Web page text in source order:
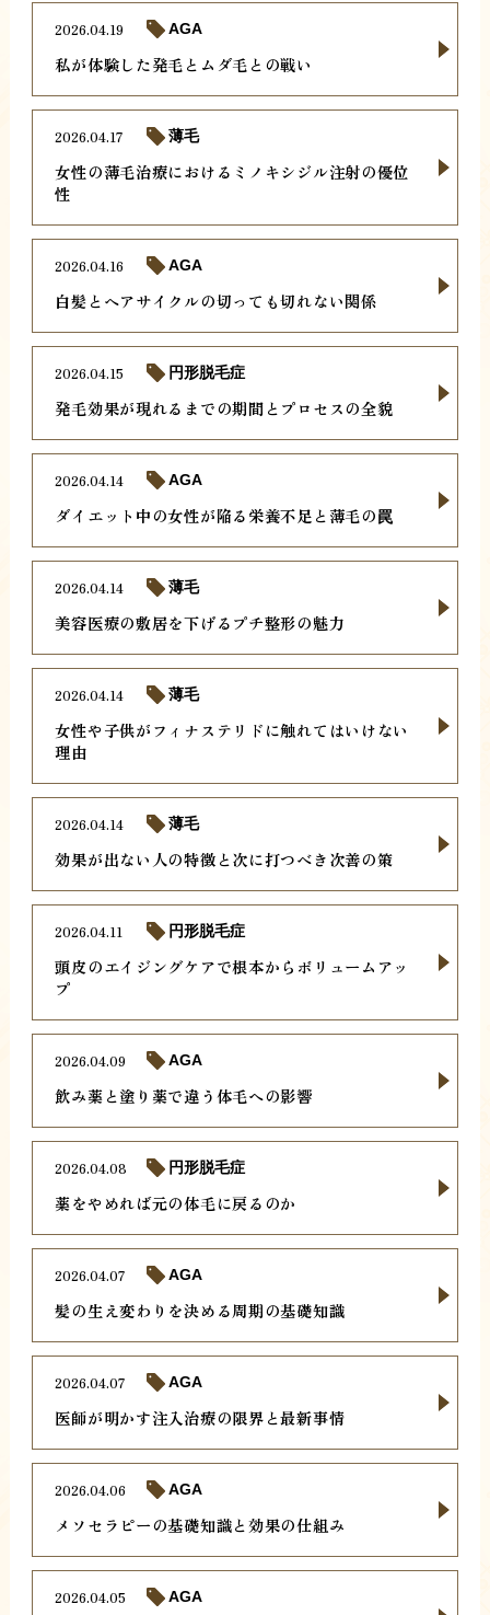
私が体験した発毛とムダ毛との戦い
2026.04.19 AGA
女性の薄毛治療におけるミノキシジル注射の優位
性
2026.04.17 薄毛
白髪とヘアサイクルの切っても切れない関係
2026.04.16 AGA
発毛効果が現れるまでの期間とプロセスの全貌
2026.04.15 円形脱毛症
ダイエット中の女性が陥る栄養不足と薄毛の罠
2026.04.14 AGA
美容医療の敷居を下げるプチ整形の魅力
2026.04.14 薄毛
女性や子供がフィナステリドに触れてはいけない
理由
2026.04.14 薄毛
効果が出ない人の特徴と次に打つべき次善の策
2026.04.14 薄毛
頭皮のエイジングケアで根本からボリュームアッ
プ
2026.04.11 円形脱毛症
飲み薬と塗り薬で違う体毛への影響
2026.04.09 AGA
薬をやめれば元の体毛に戻るのか
2026.04.08 円形脱毛症
髪の生え変わりを決める周期の基礎知識
2026.04.07 AGA
医師が明かす注入治療の限界と最新事情
2026.04.07 AGA
メソセラピーの基礎知識と効果の仕組み
2026.04.06 AGA
2026.04.05 AGA